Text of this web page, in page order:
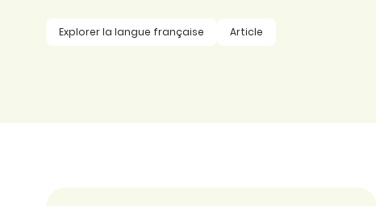
Explorer la langue française Article